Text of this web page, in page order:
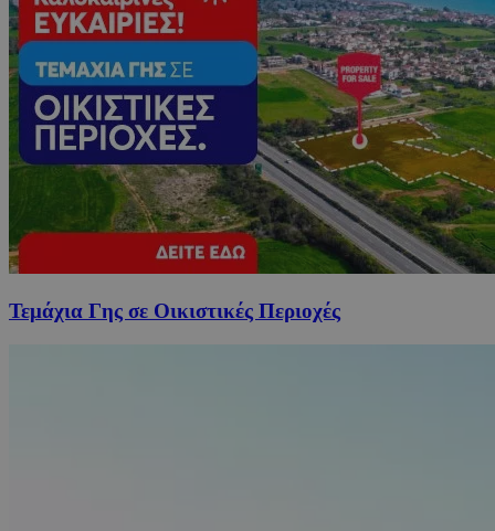
Τεμάχια Γης σε Οικιστικές Περιοχές